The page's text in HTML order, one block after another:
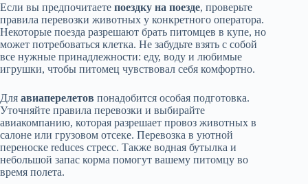
Если вы предпочитаете поездку на поезде, проверьте
правила перевозки животных у конкретного оператора.
Некоторые поезда разрешают брать питомцев в купе, но
может потребоваться клетка. Не забудьте взять с собой
все нужные принадлежности: еду, воду и любимые
игрушки, чтобы питомец чувствовал себя комфортно.
Для авиаперелетов понадобится особая подготовка.
Уточняйте правила перевозки и выбирайте
авиакомпанию, которая разрешает провоз животных в
салоне или грузовом отсеке. Перевозка в уютной
переноске reduces стресс. Также водная бутылка и
небольшой запас корма помогут вашему питомцу во
время полета.